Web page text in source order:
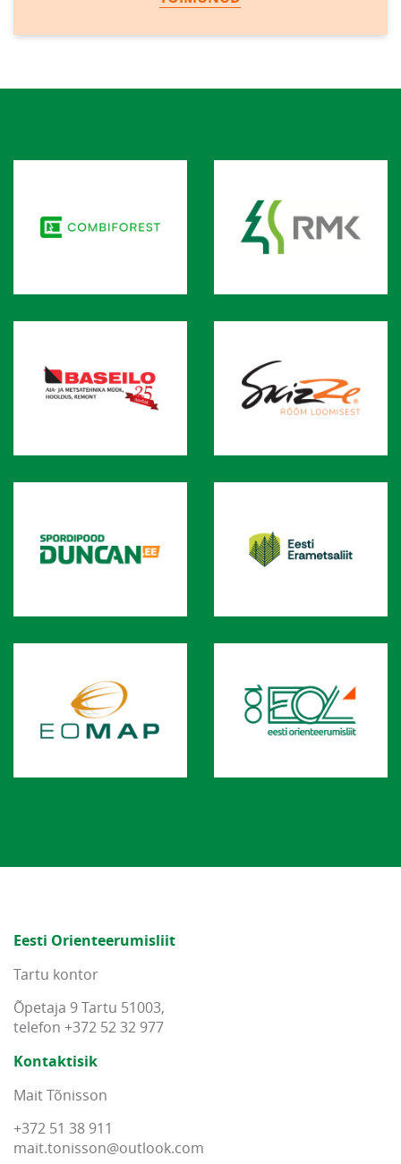
Eesti Orienteerumisliit
Tartu kontor
Õpetaja 9 Tartu 51003,
telefon +372 52 32 977
Kontaktisik
Mait Tõnisson
+372 51 38 911
mait.tonisson@outlook.com